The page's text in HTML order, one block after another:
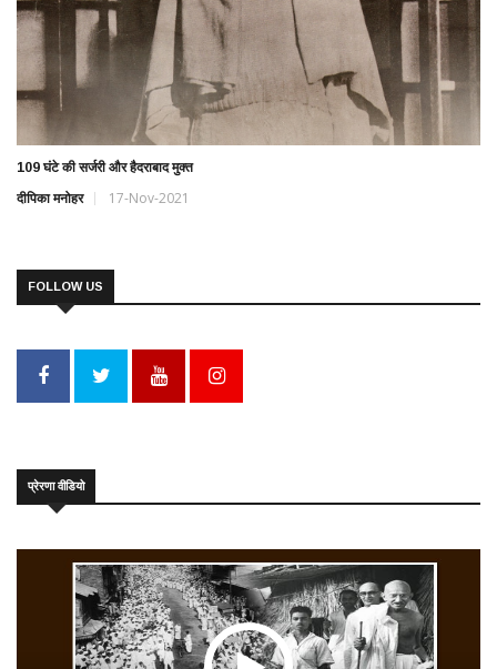
109 घंटे की सर्जरी और हैदराबाद मुक्त
दीपिका मनोहर 17-Nov-2021
FOLLOW US
प्रेरणा वीडियो